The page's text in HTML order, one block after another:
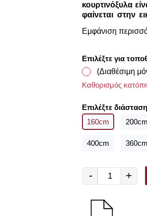
κουρτινόξυλα
φαίνεται στην
πόρτες -
Εμφάνιση
Επιλέξτε για
(Διαθέσιμη
Καθορισμός
Επιλέξτε
160cm
200cm
400cm 360cm
- +